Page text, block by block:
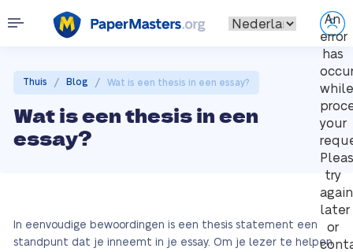
An
error
has
while
your
try
again
later
or
Thuis / Blog / Wat is een thesis in een essay?
Wat is een thesis in een
essay?
In eenvoudige bewoordingen is een thesis statement een
standpunt dat je inneemt in je essay. Om je lezer te helpen